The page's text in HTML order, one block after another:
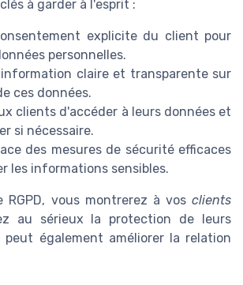
à garder à l'esprit :
explicite du client pour
personnelles.
claire et transparente sur
ces données.
clients d'accéder à leurs données et
si nécessaire.
des mesures de sécurité efficaces
les informations sensibles.
RGPD, vous montrerez à vos clients
au sérieux la protection de leurs
peut également améliorer la relation